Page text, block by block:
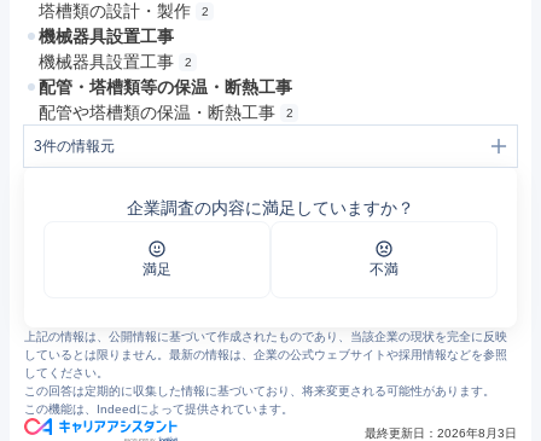
塔槽類の設計・製作
2
機械器具設置工事
機械器具設置工事
2
配管・塔槽類等の保温・断熱工事
配管や塔槽類の保温・断熱工事
2
3件の情報元
保有設備紹介｜京阪機工株式会社
企業調査の内容に満足していますか？
満足 不満
上記の情報は、公開情報に基づいて作成されたものであり、当該企業の現状を完全に反映
しているとは限りません。最新の情報は、企業の公式ウェブサイトや採用情報などを参照
してください。
この回答は定期的に収集した情報に基づいており、将来変更される可能性があります。
この機能は、Indeedによって提供されています。
最終更新日： 2026年8月3日